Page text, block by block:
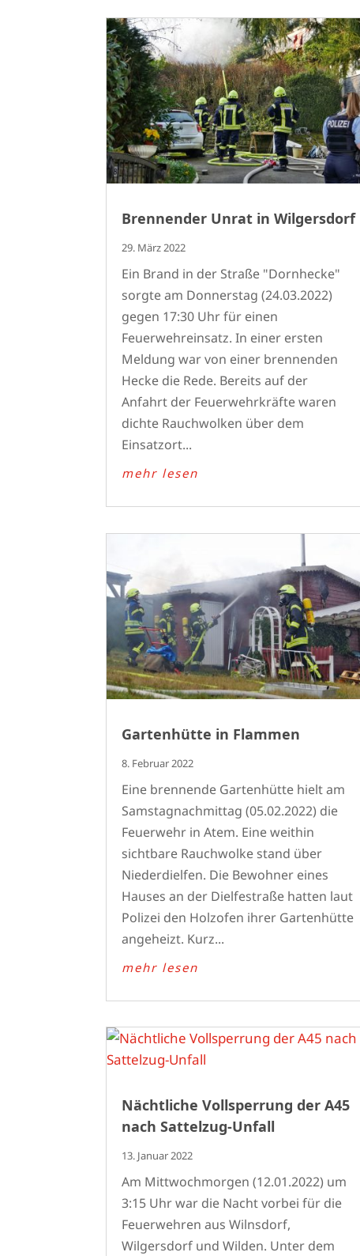
Brennender Unrat in Wilgersdorf
29. März 2022
Ein Brand in der Straße "Dornhecke"
sorgte am Donnerstag (24.03.2022)
gegen 17:30 Uhr für einen
Feuerwehreinsatz. In einer ersten
Meldung war von einer brennenden
Hecke die Rede. Bereits auf der
Anfahrt der Feuerwehrkräfte waren
dichte Rauchwolken über dem
Einsatzort...
mehr lesen
Gartenhütte in Flammen
8. Februar 2022
Eine brennende Gartenhütte hielt am
Samstagnachmittag (05.02.2022) die
Feuerwehr in Atem. Eine weithin
sichtbare Rauchwolke stand über
Niederdielfen. Die Bewohner eines
Hauses an der Dielfestraße hatten laut
Polizei den Holzofen ihrer Gartenhütte
angeheizt. Kurz...
mehr lesen
Nächtliche Vollsperrung der A45
nach Sattelzug-Unfall
13. Januar 2022
Am Mittwochmorgen (12.01.2022) um
3:15 Uhr war die Nacht vorbei für die
Feuerwehren aus Wilnsdorf,
Wilgersdorf und Wilden. Unter dem